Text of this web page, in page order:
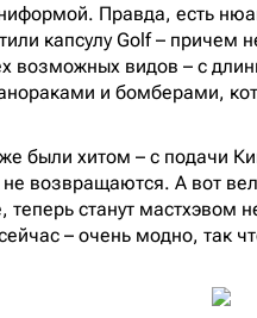
Правда, есть
капсулу Golf –
возможных видов – с
и бомберами,
были хитом – с подачи
не возвращаются. А вот
теперь станут мастхэвом
– очень модно, так